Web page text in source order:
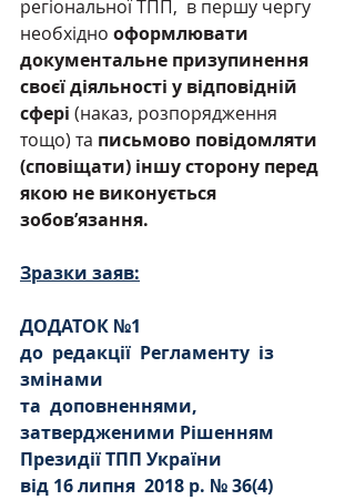
регіональної ТПП,  в першу чергу
необхідно оформлювати
документальне призупинення
своєї діяльності у відповідній
сфері (наказ, розпорядження
тощо) та письмово повідомляти
(сповіщати) іншу сторону перед
якою не виконується
зобов’язання.
Зразки заяв:
ДОДАТОК №1
до редакції Регламенту із
змінами
та доповненнями,
затвердженими Рішенням
Президії ТПП України
від 16 липня 2018 р. № 36(4)